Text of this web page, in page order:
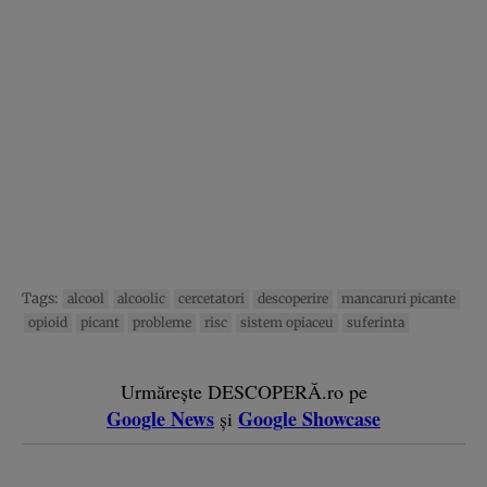
Tags: alcool alcoolic cercetatori descoperire
mancaruri picante
opioid
picant probleme risc sistem opiaceu suferinta
Urmărește DESCOPERĂ.ro pe
Google News și Google Showcase